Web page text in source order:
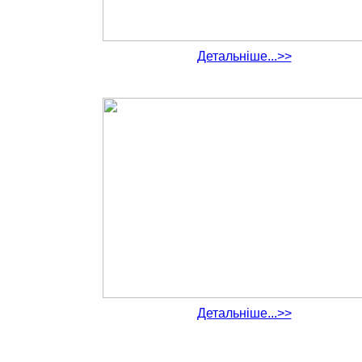
Детальніше...>>
Детальніше...>>